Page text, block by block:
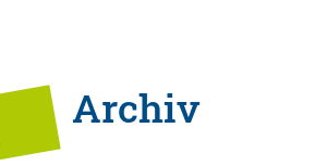
Archiv